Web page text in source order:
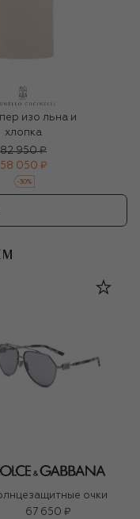
изо льна и
хлопка
82 950 ₽
58 050 ₽
-30%
очки
67 650 ₽